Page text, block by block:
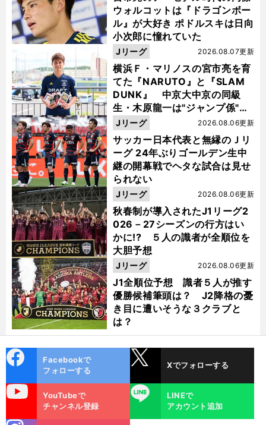
ウォルコットは『ドラゴンボー
ル』が大好き ポドルスキは日向
小次郎に憧れていた
横浜Ｆ・マリノスの宮市亮を育
てた『NARUTO』と『SLAM
DUNK』 中京大中京の同級
生・木原龍一は"ジャンプ係"だ
った
2026.08.07更新
Jリーグ
サッカー日本代表と無縁のＪリ
ーグ 24年ぶりゴールデン生中
継の開幕戦でヘタな試合は見せ
られない
2026.08.06更新
Jリーグ
秋春制が導入されたJ1リーグ2
026－27シーズンの行方はい
かに!? ５人の識者が全順位を
大胆予想
2026.08.06更新
Jリーグ
J1全順位予想 識者５人が推す
優勝候補筆頭は？ J2降格の憂
き目に遭いそうな３クラブと
は？
2026.08.06更新
Jリーグ
ok
Facebookで
フォローする
Xでフォローする
YouTubeで
チャンネル登録
LINE
LINEで
アカウント追加